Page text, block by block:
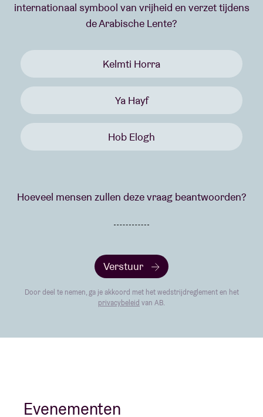
internationaal symbool van vrijheid en verzet tijdens
de Arabische Lente?
Kelmti Horra
Ya Hayf
Hob Elogh
Hoeveel mensen zullen deze vraag beantwoorden?
Verstuur
Door deel te nemen, ga je akkoord met het wedstrijdreglement en het
privacybeleid van AB.
Evenementen